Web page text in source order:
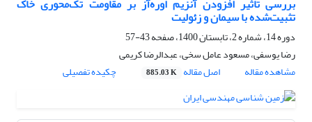
بررسی تاثیر افزودن آنزیم اوره‌آز بر مقاومت تک‌محوری خاک‌
تثبیت‌شده با سیمان و زئولیت
دوره 14، شماره 2، تابستان 1400، صفحه
43-57
رضا یوسفی، مسعود عامل سخی، عبدالرضا کریمی
مشاهده مقاله
اصل مقاله 885.03 K چکیده تفصیلی